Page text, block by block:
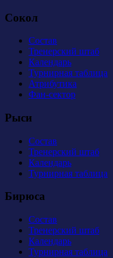
Сокол
Состав
Тренерский штаб
Календарь
Турнирная таблица
Атрибутика
Фан-сектор
Рыси
Состав
Тренерский штаб
Календарь
Турнирная таблица
Бирюса
Состав
Тренерский штаб
Календарь
Турнирная таблица